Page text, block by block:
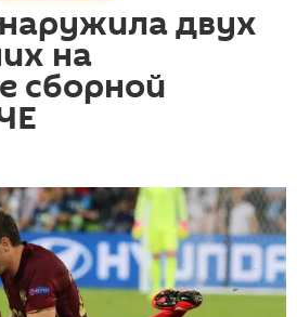
двух
на
сборной